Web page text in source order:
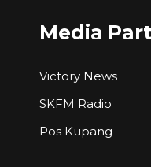
Media
Victory News
SKFM Radio
Pos Kupang